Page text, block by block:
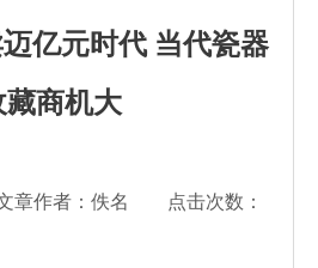
亿元时代 当代瓷器
藏商机大
作者：佚名 点击次数：